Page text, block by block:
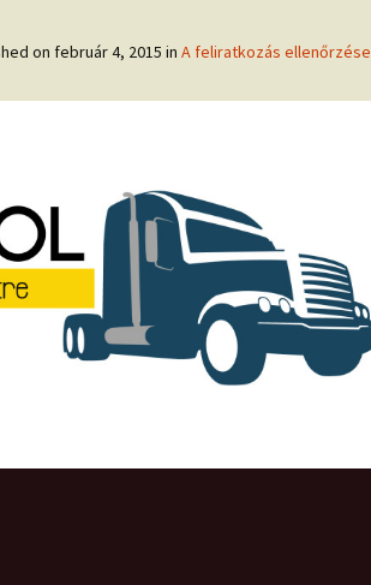
on február 4, 2015 in A feliratkozás ellenőrzése